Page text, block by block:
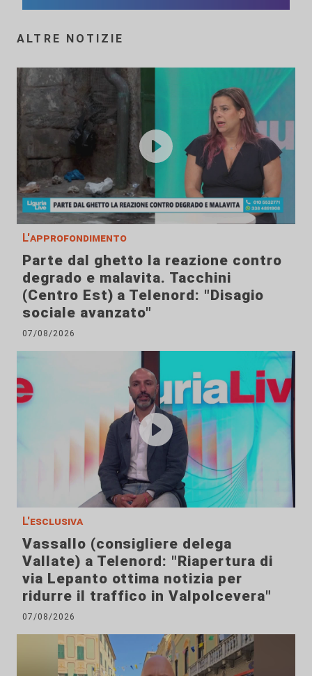
ALTRE NOTIZIE
L'approfondimento
Parte dal ghetto la reazione contro
degrado e malavita. Tacchini
(Centro Est) a Telenord: "Disagio
sociale avanzato"
07/08/2026
L'esclusiva
Vassallo (consigliere delega
Vallate) a Telenord: "Riapertura di
via Lepanto ottima notizia per
ridurre il traffico in Valpolcevera"
07/08/2026